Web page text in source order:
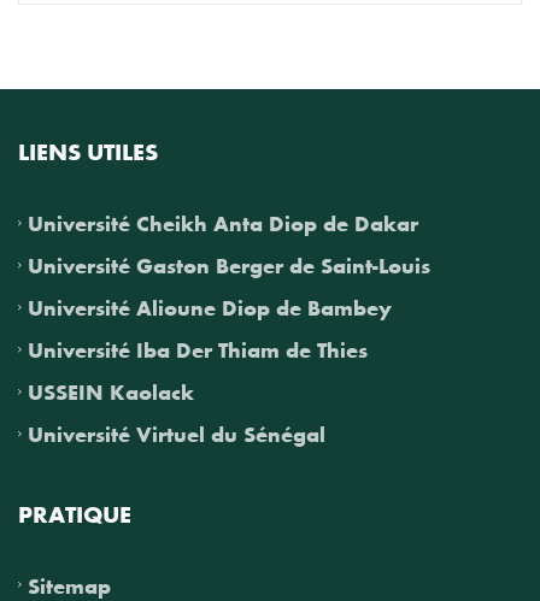
LIENS UTILES
Université Cheikh Anta Diop de Dakar
Université Gaston Berger de Saint-Louis
Université Alioune Diop de Bambey
Université Iba Der Thiam de Thies
USSEIN Kaolack
Université Virtuel du Sénégal
PRATIQUE
Sitemap